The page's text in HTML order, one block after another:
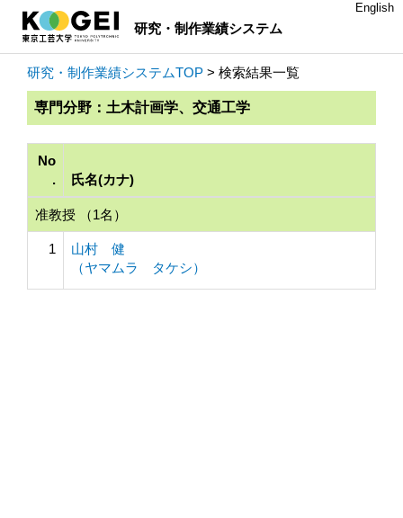
研究・制作業績システム
English
研究・制作業績システムTOP > 検索結果一覧
専門分野：土木計画学、交通工学
No
.
氏名(カナ)
准教授 （1名）
1
山村 健
（ヤマムラ タケシ）